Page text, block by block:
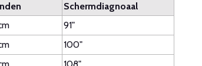
Schermdiagnoaal
91"
100"